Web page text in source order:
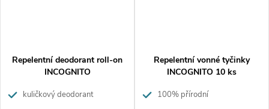
Repelentní deodorant roll-on
INCOGNITO
kuličkový deodorant
Repelentní vonné tyčinky
INCOGNITO 10 ks
100% přírodní